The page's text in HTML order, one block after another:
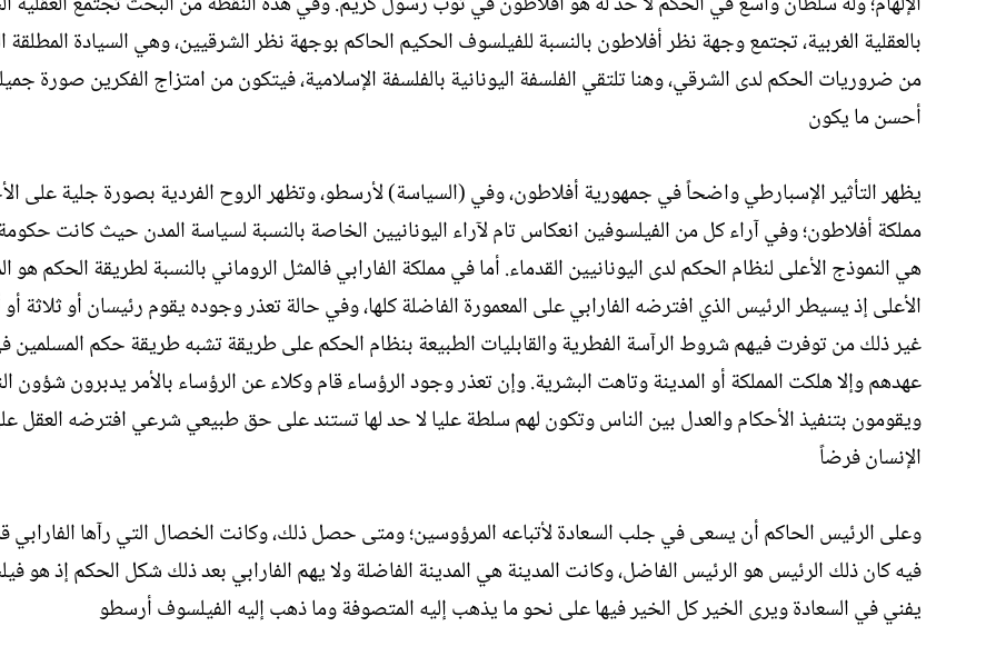
بالعقلية الغربية، تجتمع وجهة نظر أفلاطون بالنسبة للفيلسوف الحكيم الحاكم بوجهة نظر الشرقيين، وهي السيادة
من ضروريات الحكم لدى الشرقي، وهنا تلتقي الفلسفة اليونانية بالفلسفة الإسلامية، فيتكون من امتزاج الفكرين صورة
أحسن ما يكون
يظهر التأثير الإسبارطي واضحاً في جمهورية أفلاطون، وفي (السياسة) لأرسطو، وتظهر الروح الفردية بصورة جلية على
مملكة أفلاطون؛ وفي آراء كل من الفيلسوفين انعكاس تام لآراء اليونانيين الخاصة بالنسبة لسياسة المدن حيث كانت
هي النموذج الأعلى لنظام الحكم لدى اليونانيين القدماء. أما في مملكة الفارابي فالمثل الروماني بالنسبة لطريقة الحكم هو
الأعلى إذ يسيطر الرئيس الذي افترضه الفارابي على المعمورة الفاضلة كلها، وفي حالة تعذر وجوده يقوم رئيسان أو ثلاثة أو
غير ذلك من توفرت فيهم شروط الرآسة الفطرية والقابليات الطبيعة بنظام الحكم على طريقة تشبه طريقة حكم المسلمين
عهدهم وإلا هلكت المملكة أو المدينة وتاهت البشرية. وإن تعذر وجود الرؤساء قام وكلاء عن الرؤساء بالأمر يدبرون شؤون
ويقومون بتنفيذ الأحكام والعدل بين الناس وتكون لهم سلطة عليا لا حد لها تستند على حق طبيعي شرعي افترضه العقل
الإنسان فرضاً
وعلى الرئيس الحاكم أن يسعى في جلب السعادة لأتباعه المرؤوسين؛ ومتى حصل ذلك، وكانت الخصال التي رآها الفارابي
فيه كان ذلك الرئيس هو الرئيس الفاضل، وكانت المدينة هي المدينة الفاضلة ولا يهم الفارابي بعد ذلك شكل الحكم إذ هو
يفني في السعادة ويرى الخير كل الخير فيها على نحو ما يذهب إليه المتصوفة وما ذهب إليه الفيلسوف أرسطو